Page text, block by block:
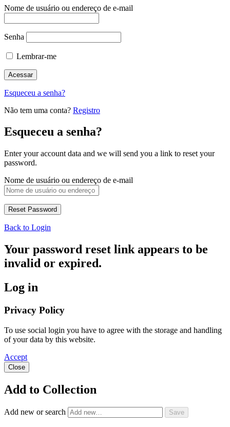
Nome de usuário ou endereço de e-mail
Senha
Lembrar-me
Esqueceu a senha?
Não tem uma conta? Registro
Esqueceu a senha?
Enter your account data and we will send you a link to reset your
password.
Nome de usuário ou endereço de e-mail
Back to Login
Your password reset link appears to be
invalid or expired.
Log in
Privacy Policy
To use social login you have to agree with the storage and handling
of your data by this website.
Accept
Close
Add to Collection
Add new or search